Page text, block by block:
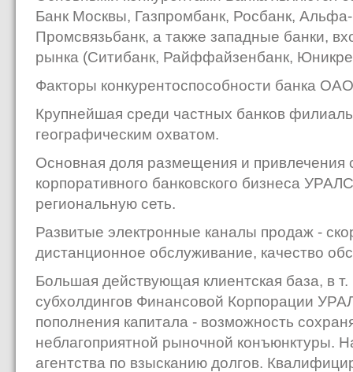
Банк Москвы, Газпромбанк, Росбанк,
Промсвязьбанк, а также западные банки,
рынка (Ситибанк, Райффайзенбанк,
Факторы конкурентоспособности банка
Крупнейшая среди частных банков
географическим охватом.
Основная доля размещения и привлечения
корпоративного банковского бизнеса
региональную сеть.
Развитые электронные каналы продаж -
дистанционное обслуживание, качество
Большая действующая клиентская база, в т.
субхолдингов Финансовой Корпорации
пополнения капитала - возможность
неблагоприятной рыночной конъюнктуры.
агентства по взысканию долгов.